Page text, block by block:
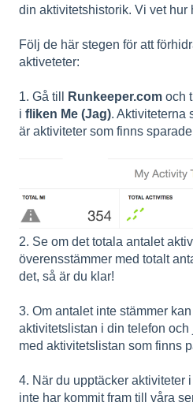
din aktivitetshistorik. Vi vet hur
Följ de här stegen för att
aktiveteter:
1. Gå till Runkeeper.com och
i fliken Me (Jag). Aktiviteterna
är aktiviteter som finns
2. Se om det totala antalet
överensstämmer med totalt
det, så är du klar!
3. Om antalet inte stämmer
aktivitetslistan i din telefon och
med aktivitetslistan som finns
4. När du upptäcker aktiviteter
inte har kommit fram till våra